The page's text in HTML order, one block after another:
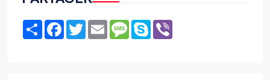
ShareFacebook
TwitterEmailMessage
Skype